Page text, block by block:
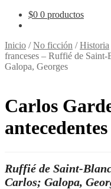
$0 0 productos
Inicio /No ficción /Historia
franceses – Ruffié de
Galopa, Georges
Carlos
Ruffié de Saint-
Carlos; Galopa,